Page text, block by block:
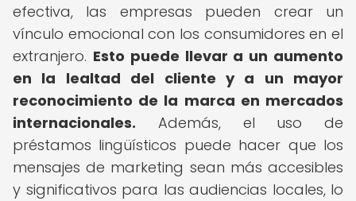
efectiva, las empresas pueden crear un
vínculo emocional con los consumidores en el
extranjero. Esto puede llevar a un aumento
en la lealtad del cliente y a un mayor
reconocimiento de la marca en mercados
internacionales. Además, el uso de
préstamos lingüísticos puede hacer que los
mensajes de marketing sean más accesibles
y significativos para las audiencias locales, lo